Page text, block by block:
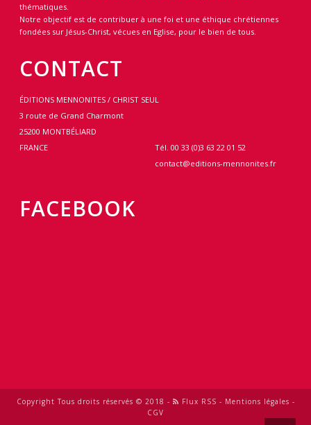
thématiques.
Notre objectif est de contribuer à une foi et une éthique chrétiennes
fondées sur Jésus-Christ, vécues en Eglise, pour le bien de tous.
CONTACT
ÉDITIONS MENNONITES / CHRIST SEUL
3 route de Grand Charmont
25200 MONTBÉLIARD
FRANCE
Tél. 00 33 (0)3 63 22 01 52
contact@editions-mennonites.fr
FACEBOOK
Copyright Tous droits réservés © 2018 - Flux RSS - Mentions légales -
CGV